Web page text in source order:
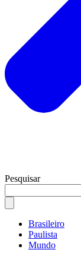
Pesquisar
Brasileiro
Paulista
Mundo